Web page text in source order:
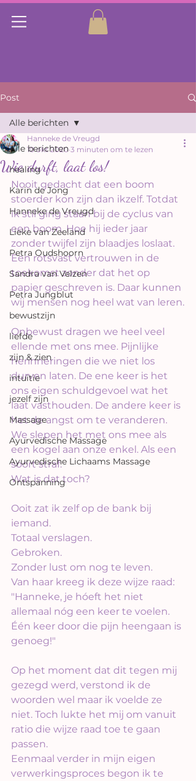
Post
Alle berichten
healing
Karin de Jong
Hanneke de Vreugd
Lieke van Zeeland
Petra Oudshoorn
Sandra van Velzen
Petra Jungblut
bewustzijn
liefde
zijn & zien
intuïtie
jezelf zijn
Massage
Ayurvedische Massage
Ayurvedische Lichaams Massage
Ontspanning
Alle berichten
Wie durft, laat los!
Hanneke de Vreugd
10 okt 2020 3 minuten om te lezen
Nooit gedacht dat een boom
stoerder kon zijn dan ikzelf. Totdat
ik stil ging staan bij de cyclus van
een boom. Hoe hij ieder jaar
zonder twijfel zijn blaadjes loslaat.
Een rotsvast vertrouwen in de
toekomst zonder dat het op
papier geschreven is. Daar kunnen
wij mensen nog heel wat van leren.
Onbewust dragen we heel veel
ellende met ons mee. Pijnlijke
herinneringen die we niet los
durven laten. De ene keer is het
ons eigen schuldgevoel wat het
laat vasthouden. De andere keer is
het de angst om te veranderen.
We slepen het met ons mee als
een kogel aan onze enkel. Als een
soort straf.
Wat is dat toch?
Ooit zat ik zelf op de bank bij
iemand.
Totaal verslagen.
Gebroken.
Zonder lust om nog te leven.
Van haar kreeg ik deze wijze raad:
"Hanneke, je hóeft het niet
allemaal nóg een keer te voelen.
Één keer door die pijn heengaan is
genoeg!"
Op het moment dat dit tegen mij
gezegd werd, verstond ik de
woorden wel maar ik voelde ze
niet. Toch lukte het mij om vanuit
ratio die wijze raad toe te gaan
passen.
Eenmaal verder in mijn eigen
verwerkingsproces begon ik te